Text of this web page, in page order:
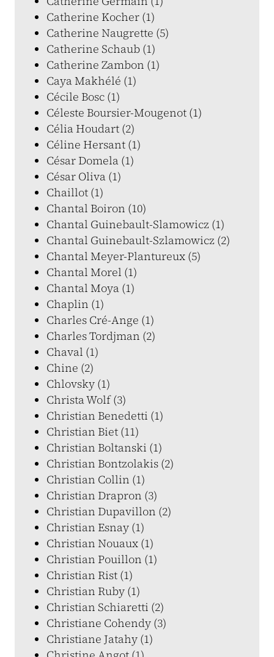
Catherine Kocher (1)
Catherine Naugrette (5)
Catherine Schaub (1)
Catherine Zambon (1)
Caya Makhélé (1)
Cécile Bosc (1)
Céleste Boursier-Mougenot (1)
Célia Houdart (2)
Céline Hersant (1)
César Domela (1)
César Oliva (1)
Chaillot (1)
Chantal Boiron (10)
Chantal Guinebault-Slamowicz (1)
Chantal Guinebault-Szlamowicz (2)
Chantal Meyer-Plantureux (5)
Chantal Morel (1)
Chantal Moya (1)
Chaplin (1)
Charles Cré-Ange (1)
Charles Tordjman (2)
Chaval (1)
Chine (2)
Chlovsky (1)
Christa Wolf (3)
Christian Benedetti (1)
Christian Biet (11)
Christian Boltanski (1)
Christian Bontzolakis (2)
Christian Collin (1)
Christian Drapron (3)
Christian Dupavillon (2)
Christian Esnay (1)
Christian Nouaux (1)
Christian Pouillon (1)
Christian Rist (1)
Christian Ruby (1)
Christian Schiaretti (2)
Christiane Cohendy (3)
Christiane Jatahy (1)